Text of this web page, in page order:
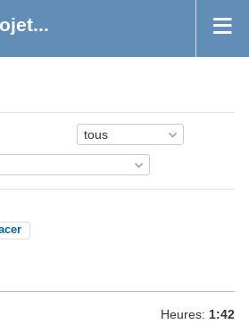
Heures: 1:42